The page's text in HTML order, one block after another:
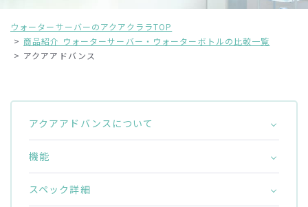
ウォーターサーバーのアクアクララTOP
商品紹介 ウォーターサーバー・ウォーターボトルの比較一覧
アクアアドバンス
アクアアドバンスについて
機能
スペック詳細